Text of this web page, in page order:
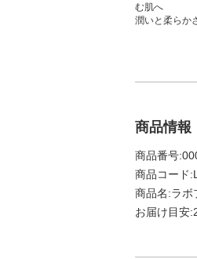
む肌へ
潤いと柔らか
商品情報
商品番号
商品コード
商品名:ラボ
お届け目安